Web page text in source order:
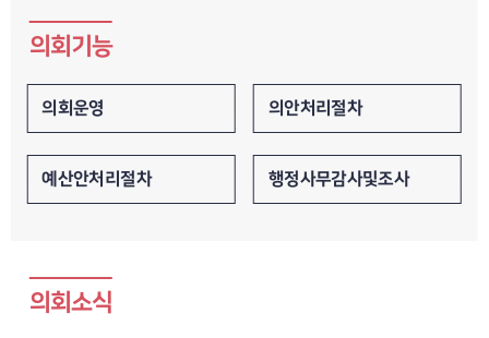
의회기능
의회운영 의안처리절차
예산안처리절차 행정사무감사및조사
의회소식